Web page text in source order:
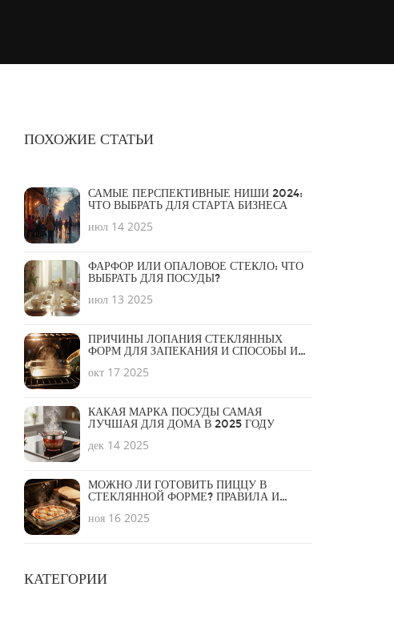
ПОХОЖИЕ СТАТЬИ
САМЫЕ ПЕРСПЕКТИВНЫЕ НИШИ 2024:
ЧТО ВЫБРАТЬ ДЛЯ СТАРТА БИЗНЕСА
июл 14 2025
ФАРФОР ИЛИ ОПАЛОВОЕ СТЕКЛО: ЧТО
ВЫБРАТЬ ДЛЯ ПОСУДЫ?
июл 13 2025
ПРИЧИНЫ ЛОПАНИЯ СТЕКЛЯННЫХ
ФОРМ ДЛЯ ЗАПЕКАНИЯ И СПОСОБЫ ИХ
окт 17 2025
КАКАЯ МАРКА ПОСУДЫ САМАЯ
ЛУЧШАЯ ДЛЯ ДОМА В 2025 ГОДУ
дек 14 2025
МОЖНО ЛИ ГОТОВИТЬ ПИЦЦУ В
СТЕКЛЯННОЙ ФОРМЕ? ПРАВИЛА И
ноя 16 2025
КАТЕГОРИИ